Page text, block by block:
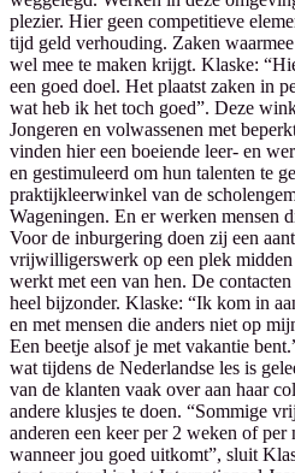
plezier. Hier geen competitieve
tijd geld verhouding. Zaken
wel mee te maken krijgt. Klaske:
een goed doel. Het plaatst zaken in
wat heb ik het toch goed”. Deze
Jongeren en volwassenen met
vinden hier een boeiende leer- en
en gestimuleerd om hun talenten te
praktijkleerwinkel van de
Wageningen. En er werken mensen
Voor de inburgering doen zij een
vrijwilligerswerk op een plek midden
werkt met een van hen. De
heel bijzonder. Klaske: “Ik kom in
en met mensen die anders niet op
Een beetje alsof je met vakantie
wat tijdens de Nederlandse les is
van de klanten vaak over aan haar
andere klusjes te doen. “Sommige
anderen een keer per 2 weken of per
wanneer jou goed uitkomt”, sluit